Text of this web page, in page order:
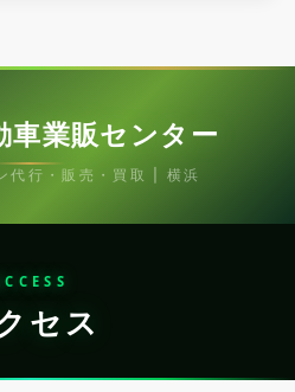
車業販センター
代行・販売・買取 | 横浜
セス